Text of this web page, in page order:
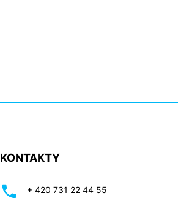
KONTAKTY
+ 420 731 22 44 55